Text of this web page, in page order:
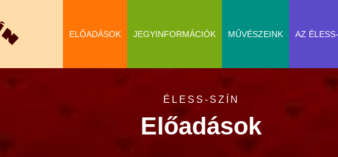
ELŐADÁSOK JEGYINFORMÁCIÓK MŰVÉSZEINK AZ
ÉLESS-SZÍN
Előadások